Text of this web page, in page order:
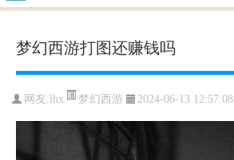
梦幻西游打图还赚钱吗
网友: lhx 梦幻西游 2024-06-13 12:57:08